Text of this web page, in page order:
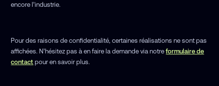
encore l’industrie.
Pour des raisons de confidentialité, certaines réalisations ne sont pas
affichées. N’hésitez pas à en faire la demande via notreformulaire de
contact pour en savoir plus.